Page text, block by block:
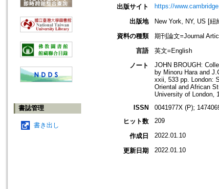
書誌管理
書き出し
出版サイト https://
出版地
New York, NY, US [
資料の種類
期刊論文=Journal
言語
英文=English
ノート
JOHN BROUGH:
by Minoru Hara and
xxii, 533 pp. London:
Oriental and African
University of London,
ISSN
0041977X (P);
ヒット数
209
作成日 2022.01.10
更新日期 2022.01.10